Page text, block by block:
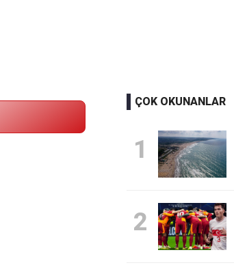
ÇOK OKUNANLAR
1
2